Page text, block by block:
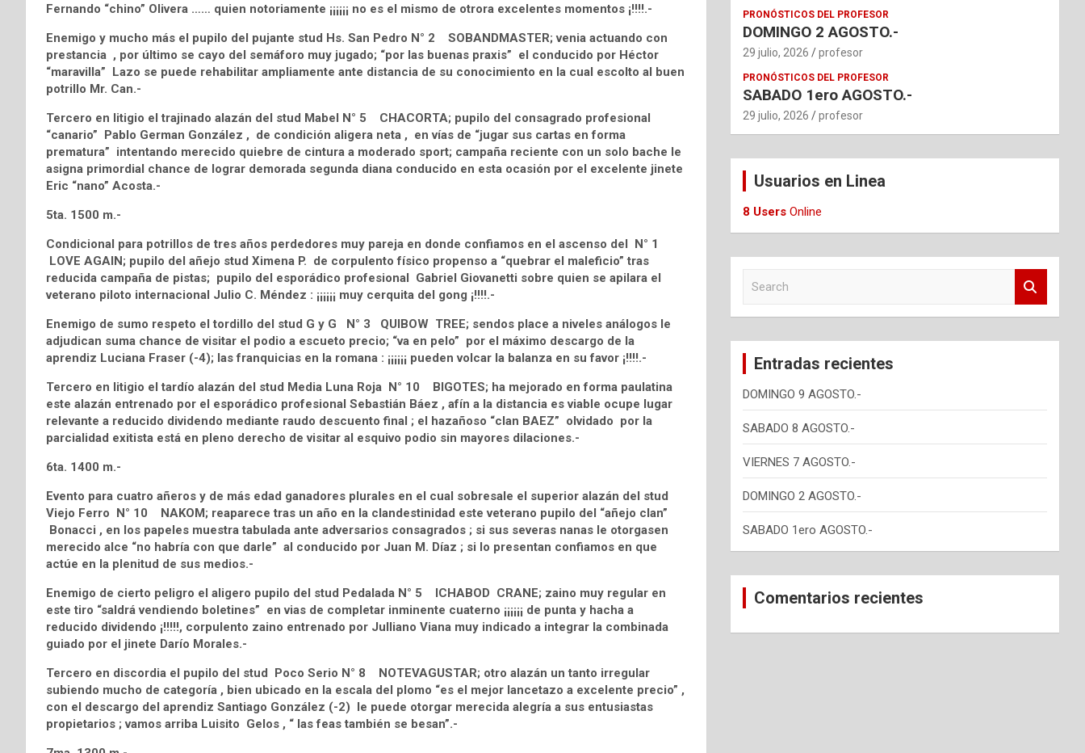
Fernando “chino” Olivera …… quien notoriamente ¡¡¡¡¡¡ no es el mismo de otrora excelentes momentos ¡!!!!.-
Enemigo y mucho más el pupilo del pujante stud Hs. San Pedro N° 2 SOBANDMASTER; venia actuando con
prestancia , por último se cayo del semáforo muy jugado; “por las buenas praxis” el conducido por Héctor
“maravilla” Lazo se puede rehabilitar ampliamente ante distancia de su conocimiento en la cual escolto al buen
potrillo Mr. Can.-
Tercero en litigio el trajinado alazán del stud Mabel N° 5 CHACORTA; pupilo del consagrado profesional
“canario” Pablo German González , de condición aligera neta , en vías de “jugar sus cartas en forma
prematura” intentando merecido quiebre de cintura a moderado sport; campaña reciente con un solo bache le
asigna primordial chance de lograr demorada segunda diana conducido en esta ocasión por el excelente jinete
Eric “nano” Acosta.-
5ta. 1500 m.-
Condicional para potrillos de tres años perdedores muy pareja en donde confiamos en el ascenso del N° 1
LOVE AGAIN; pupilo del añejo stud Ximena P. de corpulento físico propenso a “quebrar el maleficio” tras
reducida campaña de pistas; pupilo del esporádico profesional Gabriel Giovanetti sobre quien se apilara el
veterano piloto internacional Julio C. Méndez : ¡¡¡¡¡¡ muy cerquita del gong ¡!!!!.-
Enemigo de sumo respeto el tordillo del stud G y G N° 3 QUIBOW TREE; sendos place a niveles análogos le
adjudican suma chance de visitar el podio a escueto precio; “va en pelo” por el máximo descargo de la
aprendiz Luciana Fraser (-4); las franquicias en la romana : ¡¡¡¡¡¡ pueden volcar la balanza en su favor ¡!!!!.-
Tercero en litigio el tardío alazán del stud Media Luna Roja N° 10 BIGOTES; ha mejorado en forma paulatina
este alazán entrenado por el esporádico profesional Sebastián Báez , afín a la distancia es viable ocupe lugar
relevante a reducido dividendo mediante raudo descuento final ; el hazañoso “clan BAEZ” olvidado por la
parcialidad exitista está en pleno derecho de visitar al esquivo podio sin mayores dilaciones.-
6ta. 1400 m.-
Evento para cuatro añeros y de más edad ganadores plurales en el cual sobresale el superior alazán del stud
Viejo Ferro N° 10 NAKOM; reaparece tras un año en la clandestinidad este veterano pupilo del “añejo clan”
Bonacci , en los papeles muestra tabulada ante adversarios consagrados ; si sus severas nanas le otorgasen
merecido alce “no habría con que darle” al conducido por Juan M. Díaz ; si lo presentan confiamos en que
actúe en la plenitud de sus medios.-
Enemigo de cierto peligro el aligero pupilo del stud Pedalada N° 5 ICHABOD CRANE; zaino muy regular en
este tiro “saldrá vendiendo boletines” en vias de completar inminente cuaterno ¡¡¡¡¡¡ de punta y hacha a
reducido dividendo ¡!!!!!, corpulento zaino entrenado por Julliano Viana muy indicado a integrar la combinada
guiado por el jinete Darío Morales.-
Tercero en discordia el pupilo del stud Poco Serio N° 8 NOTEVAGUSTAR; otro alazán un tanto irregular
subiendo mucho de categoría , bien ubicado en la escala del plomo “es el mejor lancetazo a excelente precio” ,
con el descargo del aprendiz Santiago González (-2) le puede otorgar merecida alegría a sus entusiastas
propietarios ; vamos arriba Luisito Gelos , “ las feas también se besan”.-
PRONÓSTICOS DEL PROFESOR
DOMINGO 2 AGOSTO.-
29 julio, 2026 profesor
PRONÓSTICOS DEL PROFESOR
SABADO 1ero AGOSTO.-
29 julio, 2026 profesor
Usuarios en Linea
8 Users Online
c
Entradas recientes
DOMINGO 9 AGOSTO.-
SABADO 8 AGOSTO.-
VIERNES 7 AGOSTO.-
DOMINGO 2 AGOSTO.-
SABADO 1ero AGOSTO.-
Comentarios recientes